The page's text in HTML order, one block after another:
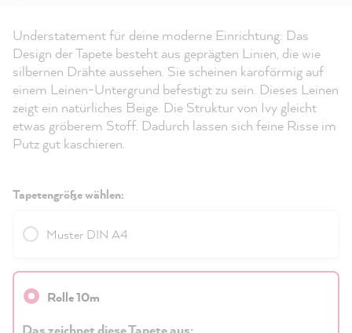
Understatement für deine moderne Einrichtung: Das
Design der Tapete besteht aus geprägten Linien, die wie
silbernen Drähte aussehen. Sie scheinen karoförmig auf
einem Leinen-Untergrund befestigt zu sein. Dieses Leinen
zeigt ein natürliches Beige. Die Struktur von Ivy gleicht
etwas gröberem Stoff. Dadurch lassen sich feine Risse im
Putz gut kaschieren.
Tapetengröße wählen:
Muster DIN A4
Rolle 10m